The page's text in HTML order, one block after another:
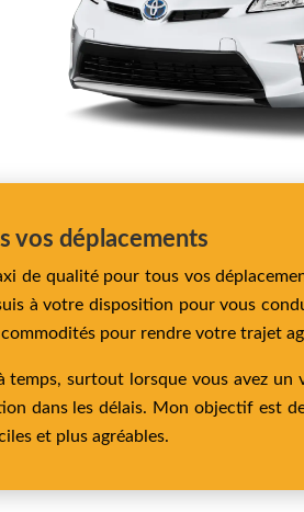
vos déplacements
de qualité pour tous vos
à votre disposition pour vous
pour rendre votre trajet
surtout lorsque vous avez
dans les délais. Mon objectif est
et plus agréables.